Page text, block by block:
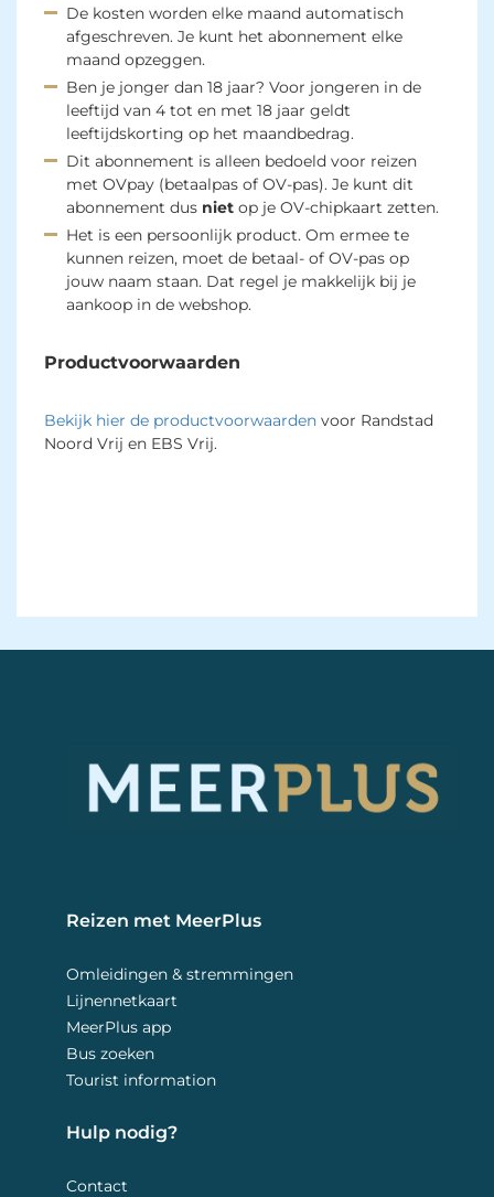
De kosten worden elke maand automatisch
afgeschreven. Je kunt het abonnement elke
maand opzeggen.
Ben je jonger dan 18 jaar? Voor jongeren in de
leeftijd van 4 tot en met 18 jaar geldt
leeftijdskorting op het maandbedrag.
Dit abonnement is alleen bedoeld voor reizen
met OVpay (betaalpas of OV-pas). Je kunt dit
abonnement dus niet op je OV-chipkaart zetten.
Het is een persoonlijk product. Om ermee te
kunnen reizen, moet de betaal- of OV-pas op
jouw naam staan. Dat regel je makkelijk bij je
aankoop in de webshop.
Productvoorwaarden
Bekijk hier de productvoorwaarden voor Randstad
Noord Vrij en EBS Vrij.
Reizen met MeerPlus
Omleidingen & stremmingen
Lijnennetkaart
MeerPlus app
Bus zoeken
Tourist information
Hulp nodig?
Contact